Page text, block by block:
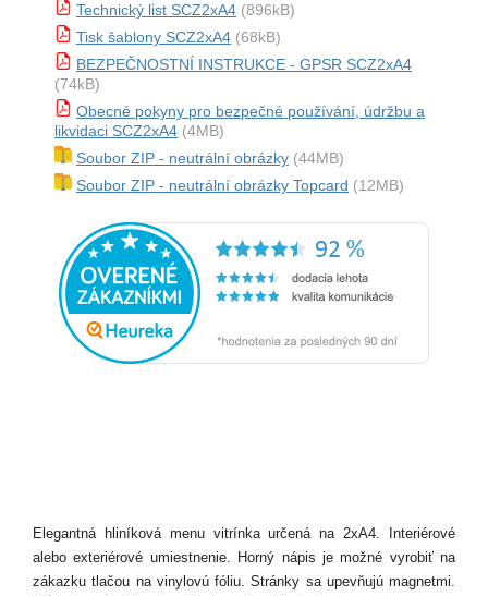
Technický list SCZ2xA4 (896kB)
Tisk šablony SCZ2xA4 (68kB)
BEZPEČNOSTNÍ INSTRUKCE - GPSR SCZ2xA4
(74kB)
Obecné pokyny pro bezpečné používání, údržbu a
likvidaci SCZ2xA4 (4MB)
Soubor ZIP - neutrální obrázky (44MB)
Soubor ZIP - neutrální obrázky Topcard (12MB)
Elegantná hliníková menu vitrínka určená na 2xA4. Interiérové
alebo exteriérové umiestnenie. Horný nápis je možné vyrobiť na
zákazku tlačou na vinylovú fóliu. Stránky sa upevňujú magnetmi.